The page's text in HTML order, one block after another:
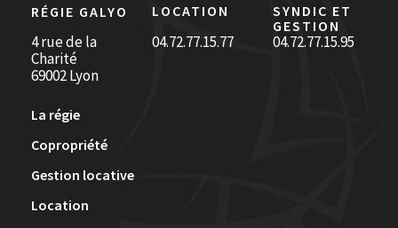
RÉGIE GALYO LOCATION
SYNDIC ET
GESTION
4 rue de la
Charité
69002 Lyon
04.72.77.15.77 04.72.77.15.95
La régie
Copropriété
Gestion locative
Location